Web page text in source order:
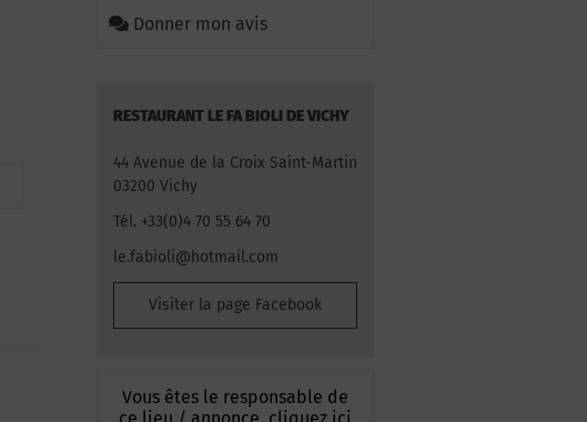
Donner mon avis
RESTAURANT LE FA BIOLI DE VICHY
44 Avenue de la Croix Saint-Martin
03200 Vichy
Tél. +33(0)4 70 55 64 70
le.fabioli@hotmail.com
Visiter la page Facebook
Vous êtes le responsable de